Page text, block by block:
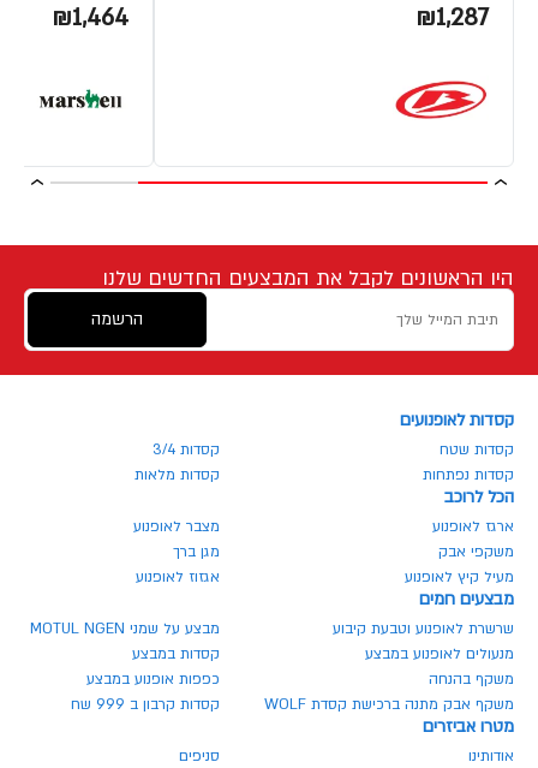
₪1,287
₪1,464
היו הראשונים לקבל את המבצעים החדשים שלנו
הרשמה
קסדות לאופנועים
קסדות שטח
קסדות 3/4
קסדות נפתחות
קסדות מלאות
הכל לרוכב
ארגז לאופנוע
מצבר לאופנוע
משקפי אבק
מגן ברך
מעיל קיץ לאופנוע
אגזוז לאופנוע
מבצעים חמים
שרשרת לאופנוע וטבעת קיבוע
מבצע על שמני MOTUL NGEN
מנעולים לאופנוע במבצע
קסדות במבצע
משקף בהנחה
כפפות אופנוע במבצע
משקף אבק מתנה ברכישת קסדת WOLF
קסדות קרבון ב 999 שח
מטרו אביזרים
אודותינו סניפים